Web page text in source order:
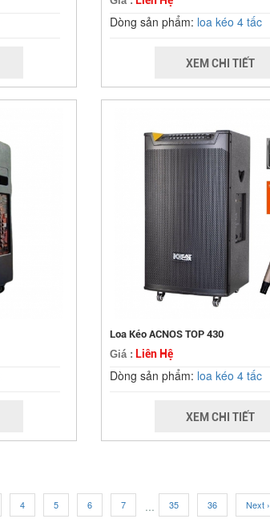
Dòng sản phẩm: loa kéo 4 tấc
XEM CHI TIẾT
Loa Kéo ACNOS TOP 430
Giá : Liên Hệ
Dòng sản phẩm: loa kéo 4 tấc
XEM CHI TIẾT
4 5 6 7 ... 35 36 Next ›